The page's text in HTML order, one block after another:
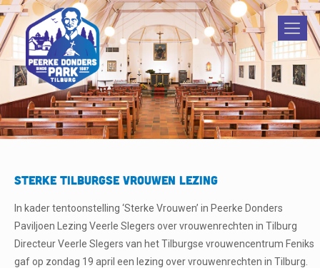
Sterke Tilburgse Vrouwen Lezing
In kader tentoonstelling ‘Sterke Vrouwen’ in Peerke Donders
Paviljoen Lezing Veerle Slegers over vrouwenrechten in Tilburg
Directeur Veerle Slegers van het Tilburgse vrouwencentrum Feniks
gaf op zondag 19 april een lezing over vrouwenrechten in Tilburg.